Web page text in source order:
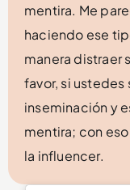
mentira. Me
haciendo ese
manera distraer
favor, si ustedes
inseminación y
mentira; con
la influencer.